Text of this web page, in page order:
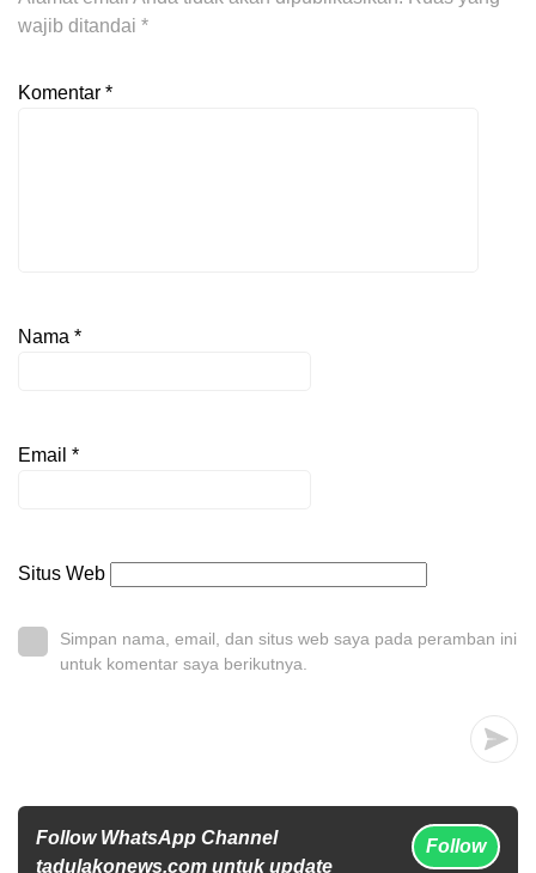
wajib ditandai *
Komentar *
Nama *
Email *
Situs Web
Simpan nama, email, dan situs web saya pada peramban ini
untuk komentar saya berikutnya.
Follow WhatsApp Channel
tadulakonews.com untuk update
Follow